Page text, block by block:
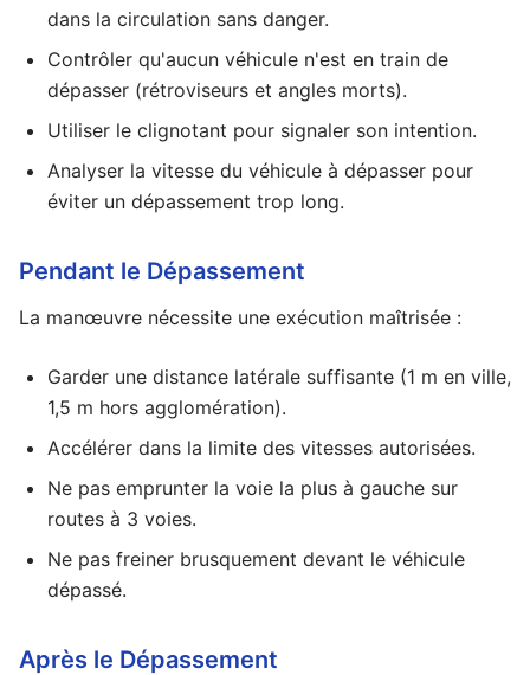
dans la circulation sans danger.
Contrôler qu'aucun véhicule n'est en train de
dépasser (rétroviseurs et angles morts).
Utiliser le clignotant pour signaler son intention.
Analyser la vitesse du véhicule à dépasser pour
éviter un dépassement trop long.
Pendant le Dépassement
La manœuvre nécessite une exécution maîtrisée :
Garder une distance latérale suffisante (1 m en ville,
1,5 m hors agglomération).
Accélérer dans la limite des vitesses autorisées.
Ne pas emprunter la voie la plus à gauche sur
routes à 3 voies.
Ne pas freiner brusquement devant le véhicule
dépassé.
Après le Dépassement